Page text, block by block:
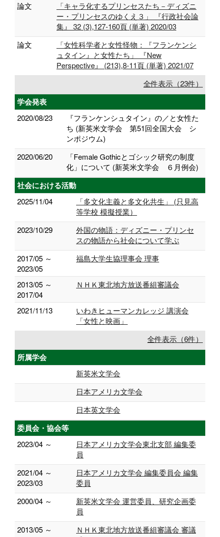
論文
「キャラ化するプリンセスたち－ディズニ
ー・プリンセスのゆくえ３」 『行政社会論
集』 32 (3),127-160頁 (単著) 2020/03
論文
「女性科学者と女性怪物：『フランケンシ
ュタイン』と女性たち」 『New
Perspective』 (213),8-11頁 (単著) 2021/07
全件表示（23件）
学会発表
2020/08/23
『フランケンシュタイン』の／と女性た
ち (新英米文学会 第51回全国大会 シ
ンポジウム)
2020/06/20
「Female Gothicとゴシック研究の制度
化」について (新英米文学会 ６月例会)
社会における活動
2025/11/04
「多文化主義と多文化共生」 (只見高
等学校 模擬授業）
2023/10/29
外国の物語：ディズニー・プリンセ
スの物語から社会について学ぶ
2017/05 ～
2023/05
福島大学生協理事会 理事
2013/05 ～
2017/04
ＮＨＫ東北地方放送番組審議会
2021/11/13
いわきヒューマンカレッジ 講演会
「女性と映画」
全件表示（6件）
所属学会
新英米文学会
日本アメリカ文学会
日本英文学会
委員会・協会等
2023/04 ～
日本アメリカ文学会東北支部 編集委
員
2021/04 ～
2023/03
日本アメリカ文学会 編集委員会 編集
委員
2000/04 ～
新英米文学会 運営委員、研究企画委
員
2013/05 ～
ＮＨＫ東北地方放送番組審議会 審議